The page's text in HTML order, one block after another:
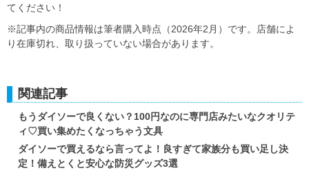
てください！
※記事内の商品情報は筆者購入時点（2026年2月）です。店舗によ
り在庫切れ、取り扱っていない場合があります。
関連記事
もうダイソーで良くない？100円なのに専門店みたいなクオリテ
ィ♡買い集めたくなっちゃう文具
ダイソーで買えるなら言ってよ！良すぎて家族分も買い足し決
定！備えとくと安心な防災グッズ3選